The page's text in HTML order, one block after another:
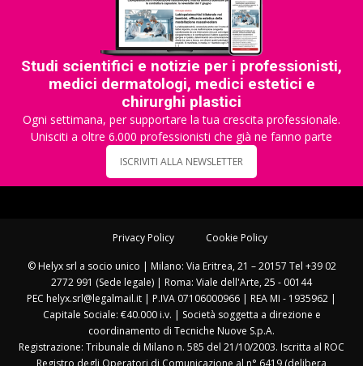
Studi scientifici e notizie per i professionisti,
medici dermatologi, medici estetici e
chirurghi plastici
Ogni settimana, per supportare la tua crescita professionale.
Unisciti a oltre 6.000 professionisti che già ne fanno parte
ISCRIVITI ALLA NEWSLETTER
Privacy Policy Cookie Policy
© Helyx srl a socio unico | Milano: Via Eritrea, 21 – 20157 Tel +39 02
2772 991 (Sede legale) | Roma: Viale dell'Arte, 25 - 00144
PEC helyx.srl@legalmail.it | P.IVA 07106000966 | REA MI - 1935962 |
Capitale Sociale: €40.000 i.v. | Società soggetta a direzione e
coordinamento di Tecniche Nuove S.p.A.
Registrazione: Tribunale di Milano n. 585 del 21/10/2003. Iscritta al ROC
Registro degli Operatori di Comunicazione al n° 6419 (delibera